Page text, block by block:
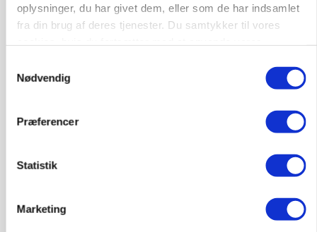
oplysninger, du har givet dem, eller som de har indsamlet
fra din brug af deres tjenester. Du samtykker til vores
Nødvendig
Præferencer
Statistik
Marketing
MARKED